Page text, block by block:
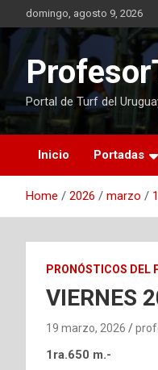
to
content
domingo, agosto 9, 2026
Portal de Turf del
Inicio Portadas
Home 2026 marzo
PRONÓSTICOS DEL
VIERNES
19 marzo, 2026
1ra.650 m.-